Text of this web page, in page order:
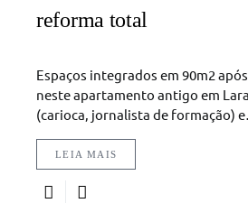
reforma total
Espaços integrados em 90m2
neste apartamento antigo em
(carioca, jornalista de formação)
LEIA MAIS